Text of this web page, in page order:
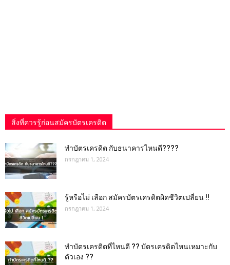
สิ่งที่ควรรู้ก่อนสมัครบัตรเครดิต
ทำบัตรเครดิต กับธนาคารไหนดี????
กรกฎาคม 1, 2024
รู้หรือไม่ เลือก สมัครบัตรเครดิตผิดชีวิตเปลี่ยน !!
กรกฎาคม 1, 2024
ทำบัตรเครดิตที่ไหนดี ?? บัตรเครดิตไหนเหมาะกับ
ตัวเอง ??